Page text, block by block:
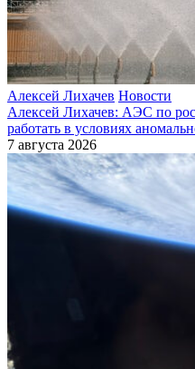
Алексей Лихачев Новости
Алексей Лихачев: АЭС по
работать в условиях
7 августа 2026